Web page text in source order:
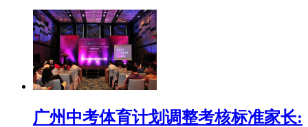
广州中考体育计划调整考核标准家长: